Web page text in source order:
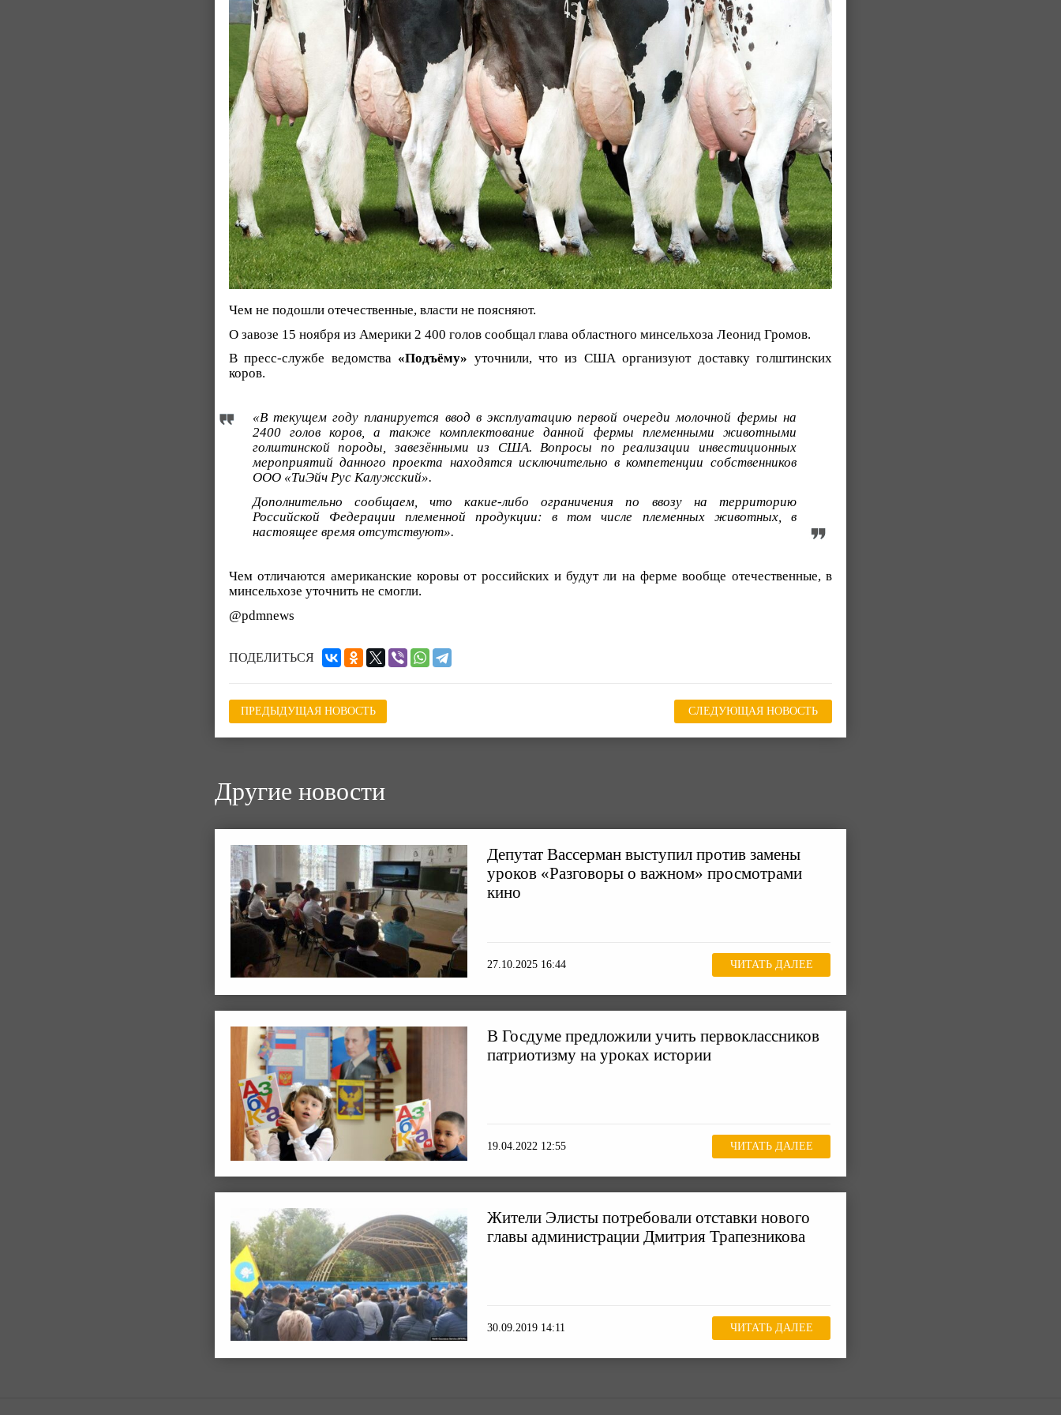
Чем не подошли отечественные, власти не поясняют.
О завозе 15 ноября из Америки 2 400 голов сообщал глава областного минсельхоза Леонид Громов.
В пресс-службе ведомства«Подъёму» уточнили, что из США организуют доставку голштинских
коров.
«В текущем году планируется ввод в эксплуатацию первой очереди молочной фермы на
2400 голов коров, а также комплектование данной фермы племенными животными
голштинской породы, завезёнными из США. Вопросы по реализации инвестиционных
мероприятий данного проекта находятся исключительно в компетенции собственников
ООО «ТиЭйч Рус Калужский».
Дополнительно сообщаем, что какие-либо ограничения по ввозу на территорию
Российской Федерации племенной продукции: в том числе племенных животных, в
настоящее время отсутствуют».
Чем отличаются американские коровы от российских и будут ли на ферме вообще отечественные, в
минсельхозе уточнить не смогли.
@pdmnews
ПОДЕЛИТЬСЯ
ПРЕДЫДУЩАЯ НОВОСТЬ СЛЕДУЮЩАЯ НОВОСТЬ
Другие новости
Депутат Вассерман выступил против замены
уроков «Разговоры о важном» просмотрами
кино
27.10.2025 16:44 ЧИТАТЬ ДАЛЕЕ
В Госдуме предложили учить первоклассников
патриотизму на уроках истории
19.04.2022 12:55 ЧИТАТЬ ДАЛЕЕ
Жители Элисты потребовали отставки нового
главы администрации Дмитрия Трапезникова
30.09.2019 14:11 ЧИТАТЬ ДАЛЕЕ